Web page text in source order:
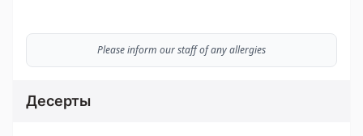
Please inform our staff of any allergies
Десерты